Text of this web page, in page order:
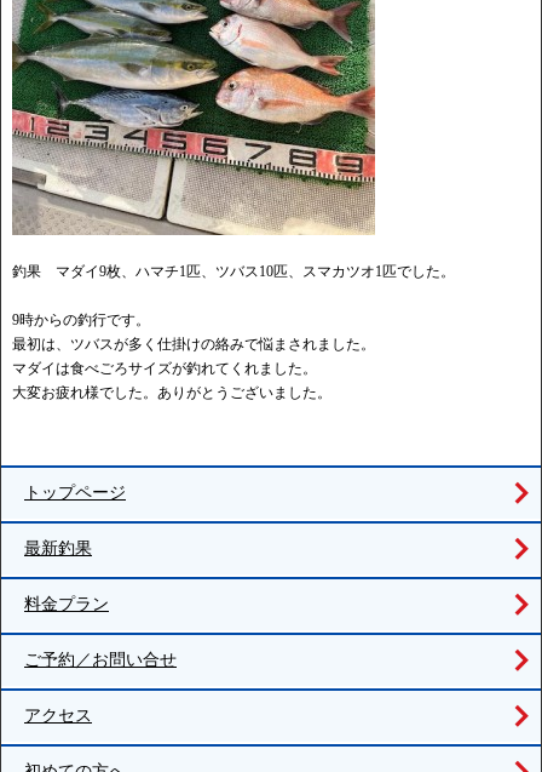
釣果 マダイ9枚、ハマチ1匹、ツバス10匹、スマカツオ1匹でした。
9時からの釣行です。
最初は、ツバスが多く仕掛けの絡みで悩まされました。
マダイは食べごろサイズが釣れてくれました。
大変お疲れ様でした。ありがとうございました。
トップページ
最新釣果
料金プラン
ご予約／お問い合せ
アクセス